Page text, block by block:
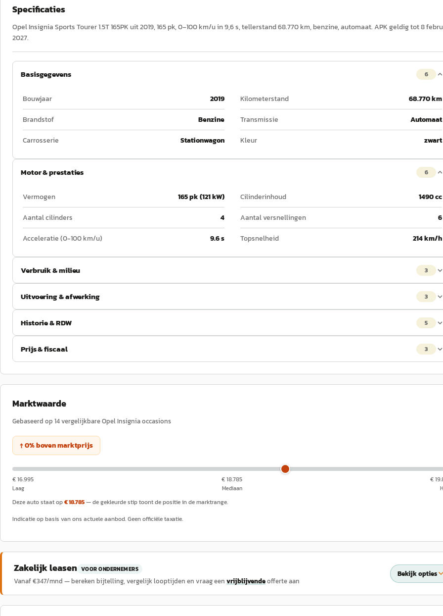
Specificaties
Opel Insignia Sports Tourer 1.5T 165PK uit 2019, 165 pk, 0–100 km/u in 9,6 s, tellerstand 68.770 km, benzine, automaat. APK geldig tot 8
2027.
Basisgegevens 6
Bouwjaar 2019 Kilometerstand
68.770 km
Brandstof
Benzine Transmissie
Automaat
Carrosserie
Stationwagon Kleur zwart
Motor & prestaties 6
Vermogen 165 pk (121 kW) Cilinderinhoud
1490 cc
Aantal cilinders
4 Aantal versnellingen
6
Acceleratie (0-100 km/u)
9.6 s Topsnelheid 214 km/h
Verbruik & milieu 3
Uitvoering & afwerking 3
Historie & RDW 5
Prijs & fiscaal 3
Marktwaarde
Gebaseerd op 14vergelijkbareOpelInsigniaoccasions
↑0%bovenmarktprijs
€ 16.995
Laag
€ 18.785
Mediaan
€
Deze auto staat op€ 18.785— de gekleurde stip toont de positie in de marktrange.
Indicatie op basis van ons actuele aanbod. Geen officiële taxatie.
Zakelijk leasen VOOR ONDERNEMERS
Vanaf €347/mnd — bereken bijtelling, vergelijk looptijden en vraag een vrijblijvendeofferte aan
Bekijk opties